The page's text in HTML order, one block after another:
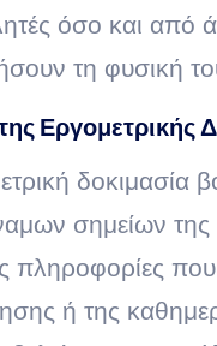
όσο και από
τη φυσική
Εργομετρικής
δοκιμασία
σημείων
πληροφορίες
ή της